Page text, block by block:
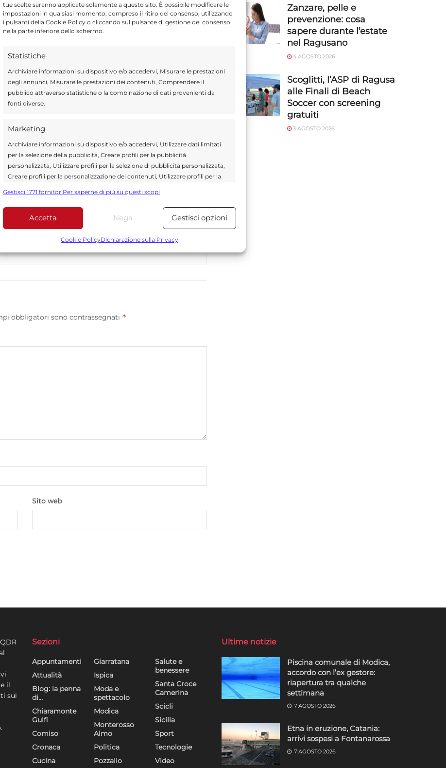
tue scelte saranno applicate solamente a questo sito. È possibile modificare le
impostazioni in qualsiasi momento, compreso il ritiro del consenso, utilizzando
i pulsanti della Cookie Policy o cliccando sul pulsante di gestione del consenso
nella parte inferiore dello schermo.
Statistiche
Archiviare informazioni su dispositivo e/o accedervi, Misurare le prestazioni
degli annunci, Misurare le prestazioni dei contenuti, Comprendere il
pubblico attraverso statistiche o la combinazione di dati provenienti da
fonti diverse.
Marketing
Archiviare informazioni su dispositivo e/o accedervi, Utilizzare dati limitati
per la selezione della pubblicità, Creare profili per la pubblicità
personalizzata, Utilizzare profili per la selezione di pubblicità personalizzata,
Creare profili per la personalizzazione dei contenuti, Utilizzare profili per la
Utilizzare dati limitati per la selezione dei contenuti.
Funzionalità Sempre attivo
Abbinare e combinare dati provenienti da altre fonti di dati,
Garantire la sicurezza, prevenire e rilevare frodi,
Gestisci 1771 fornitoriPer saperne di più su questi scopi
Accetta Nega Gestisci opzioni
Cookie PolicyDichiarazione sulla Privacy
44.460 anziché 50.310; la Puglia 18.720
7.020 invece delle 14.040 previste; la Sicilia
e non più 29.250.
Send Share
E BENESSERE
è composta da giornalisti, collaboratori e
che ogni giorno lavorano per offrire notizie,
accurati dedicati alla Sicilia, all’attualità, alla politica,
allo sport. Un team dinamico e indipendente che
e affidabilità.
obbligatori sono contrassegnati *
Sito web
Zanzare, pelle e
prevenzione: cosa
sapere durante l’estate
nel Ragusano
4 AGOSTO 2026
Scoglitti, l’ASP di Ragusa
alle Finali di Beach
Soccer con screening
gratuiti
3 AGOSTO 2026
il
sui
Sezioni
Appuntamenti
Attualità
Blog: la penna
di…
Chiaramonte
Gulfi
Comiso
Cronaca
Cucina
Giarratana
Ispica
Moda e
spettacolo
Modica
Monterosso
Almo
Politica
Pozzallo
Salute e
benessere
Santa Croce
Camerina
Scicli
Sicilia
Sport
Tecnologie
Video
Ultime notizie
Piscina comunale di Modica,
accordo con l’ex gestore:
riapertura tra qualche
settimana
7 AGOSTO 2026
Etna in eruzione, Catania:
arrivi sospesi a Fontanarossa
7 AGOSTO 2026